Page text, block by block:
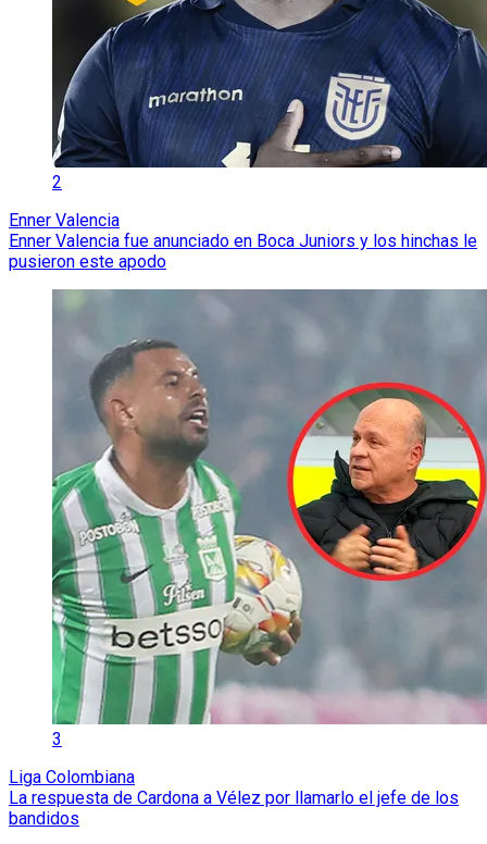
2
Enner Valencia
Enner Valencia fue anunciado en Boca Juniors y los hinchas le
pusieron este apodo
3
Liga Colombiana
La respuesta de Cardona a Vélez por llamarlo el jefe de los
bandidos